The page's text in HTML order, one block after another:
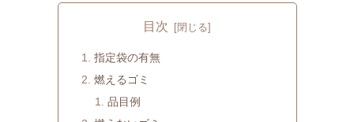
目次
指定袋の有無
燃えるゴミ
品目例